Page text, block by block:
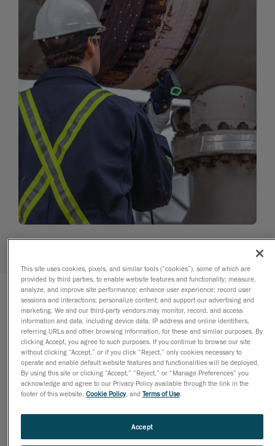
This site uses cookies, pixels, and similar tools (“cookies”), some of which are
provided by third parties, to enable website features and functionality; measure,
analyze, and improve site performance; enhance user experience; record user
sessions and interactions; personalize content; and support our advertising and
marketing. We and our third-party vendors may monitor, record, and access
information and data, including device data, IP address and online identifiers,
referring URLs and other browsing information, for these and similar purposes. By
clicking Accept, you agree to such purposes. If you continue to browse our site
without clicking “Accept,” or if you click “Reject,” only cookies necessary to
operate and enable default website features and functionalities will be deployed.
By using this site or clicking “Accept,” “Reject,” or “Manage Preferences” you
acknowledge and agree to our Privacy Policy available through the link in the
footer of this website, Cookie Policy, and Terms of Use.
Accept